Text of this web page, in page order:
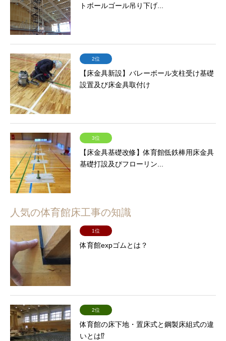
トボールゴール吊り下げ...
2位
【床金具新設】バレーボール支柱受け基礎
設置及び床金具取付け
3位
【床金具基礎改修】体育館低鉄棒用床金具
基礎打設及びフローリン...
人気の体育館床工事の知識
1位
体育館expゴムとは？
2位
体育館の床下地・置床式と鋼製床組式の違
いとは⁉